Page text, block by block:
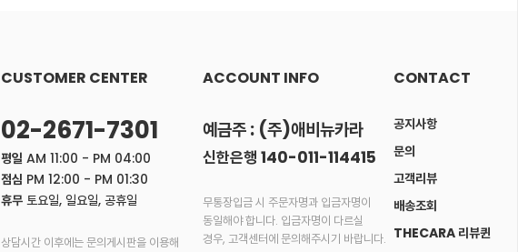
CUSTOMER CENTER
02-2671-7301
평일 AM 11:00 - PM 04:00
점심 PM 12:00 - PM 01:30
휴무 토요일, 일요일, 공휴일
상담시간 이후에는 문의게시판을 이용해
ACCOUNT INFO
예금주 : (주)애비뉴카라
신한은행 140-011-114415
무통장입금 시 주문자명과 입금자명이
동일해야 합니다. 입금자명이 다르실
경우, 고객센터에 문의해주시기 바랍니다.
CONTACT
공지사항
문의
고객리뷰
배송조회
THECARA 리뷰퀸